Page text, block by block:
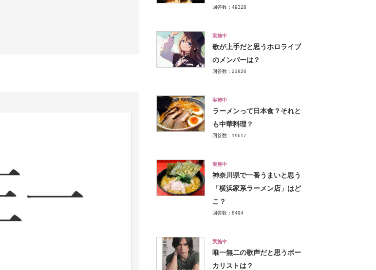
回答数：49328
実施中
歌が上手だと思うホロライブ
のメンバーは？
回答数：23826
実施中
ラーメンって日本食？それと
も中華料理？
回答数：19617
実施中
神奈川県で一番うまいと思う
「横浜家系ラーメン店」はど
こ？
回答数：8494
実施中
唯一無二の歌声だと思うボー
カリストは？